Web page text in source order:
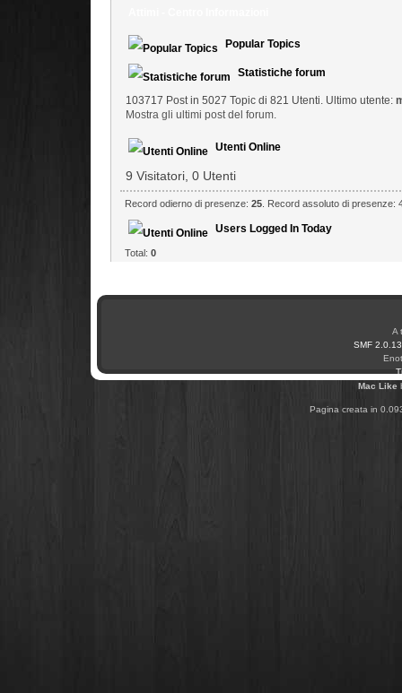
Popular Topics
Statistiche forum
103717 Post in 5027 Topic di 821 Utenti. Ultimo utente:
Mostra gli ultimi post del forum.
Utenti Online
9 Visitatori, 0 Utenti
Record odierno di presenze: 25. Record assoluto di presenze:
Users Logged In Today
Total: 0
A
SMF 2.0.13
Mac Like
Pagina creata in